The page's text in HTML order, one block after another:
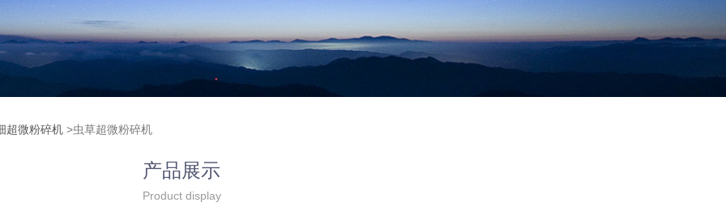
超微粉碎机 >虫草超微粉碎机
产品展示
Product display